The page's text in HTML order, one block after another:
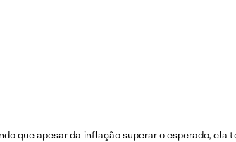
que apesar da inflação superar o esperado, ela